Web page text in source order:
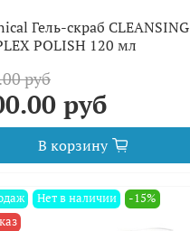
Гель-скраб CLEANSING
POLISH 120 мл
руб
руб
В корзину
Нет в наличии
-15%